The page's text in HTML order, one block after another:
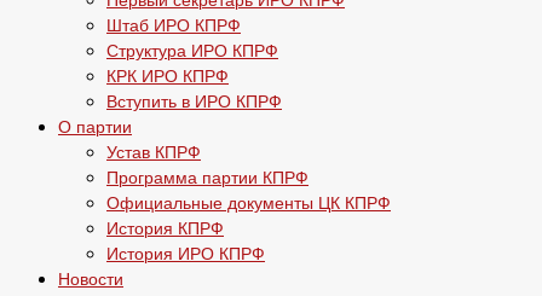
Штаб ИРО КПРФ
Структура ИРО КПРФ
КРК ИРО КПРФ
Вступить в ИРО КПРФ
О партии
Устав КПРФ
Программа партии КПРФ
Официальные документы ЦК КПРФ
История КПРФ
История ИРО КПРФ
Новости